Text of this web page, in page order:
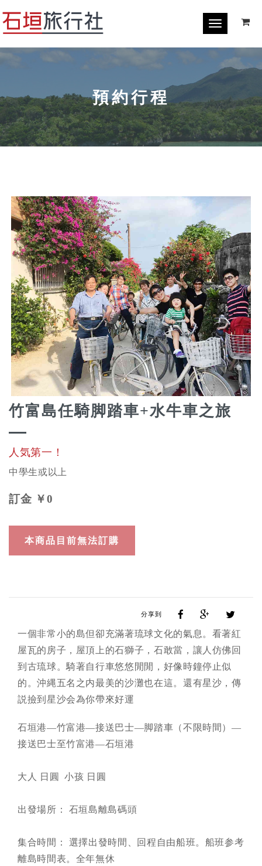
Toggle
預約行程
竹富島任騎脚踏車+水牛車之旅
人気第一！
中學生或以上
訂金 ￥0
分享到
一個非常小的島但卻充滿著琉球文化的氣息。看著紅
屋瓦的房子，屋頂上的石獅子，石敢當，讓人仿佛回
到古琉球。騎著自行車悠悠閒閒，好像時鐘停止似
的。沖縄五名之内最美的沙灘也在這。還有星沙，傳
説撿到星沙会為你帶來好運
石垣港―竹富港―接送巴士―脚踏車（不限時間）―
接送巴士至竹富港―石垣港
大人 日圓 小孩 日圓
出發場所： 石垣島離島碼頭
集合時間： 選擇出發時間、回程自由船班。船班参考
離島時間表。全年無休